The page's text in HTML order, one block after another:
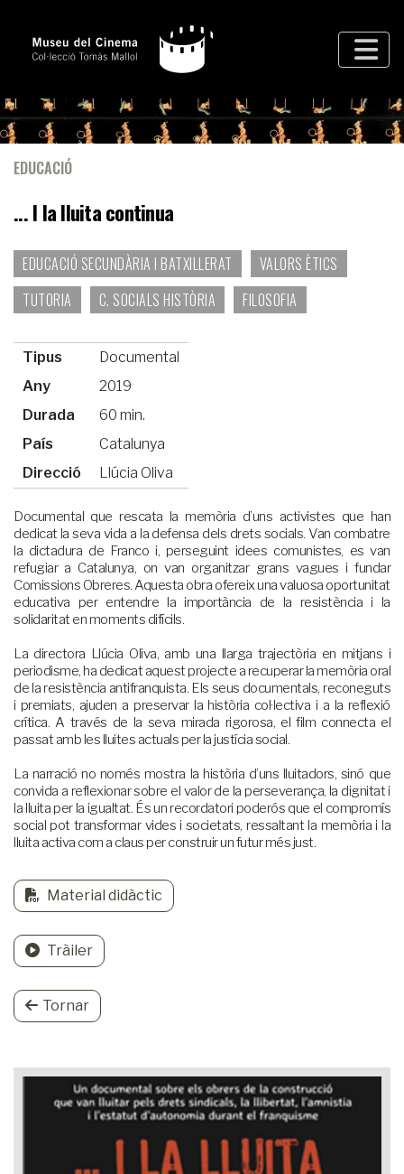
EDUCACIÓ
... I la lluita continua
EDUCACIÓ SECUNDÀRIA I BATXILLERAT
VALORS ÈTICS
TUTORIA
C. SOCIALS HISTÒRIA FILOSOFIA
Tipus
Documental
Any
2019
Durada
60 min.
País
Catalunya
Direcció
Llúcia Oliva
Documental que rescata la memòria d’uns activistes que han
dedicat la seva vida a la defensa dels drets socials. Van combatre
la dictadura de Franco i, perseguint idees comunistes, es van
refugiar a Catalunya, on van organitzar grans vagues i fundar
Comissions Obreres. Aquesta obra ofereix una valuosa oportunitat
educativa per entendre la importància de la resistència i la
solidaritat en moments difícils.
La directora Llúcia Oliva, amb una llarga trajectòria en mitjans i
periodisme, ha dedicat aquest projecte a recuperar la memòria oral
de la resistència antifranquista. Els seus documentals, reconeguts
i premiats, ajuden a preservar la història col·lectiva i a la reflexió
crítica. A través de la seva mirada rigorosa, el film connecta el
passat amb les lluites actuals per la justícia social.
La narració no només mostra la història d’uns lluitadors, sinó que
convida a reflexionar sobre el valor de la perseverança, la dignitat i
la lluita per la igualtat. És un recordatori poderós que el compromís
social pot transformar vides i societats, ressaltant la memòria i la
lluita activa com a claus per construir un futur més just.
Material didàctic
Tràiler
Tornar